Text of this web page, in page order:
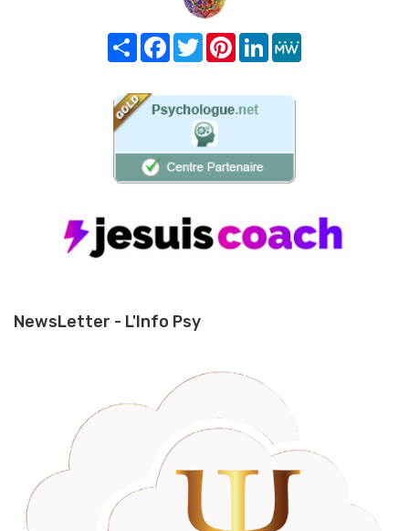
Share FacebookTwitterPinterest
LinkedIn
NewsLetter - L'Info Psy